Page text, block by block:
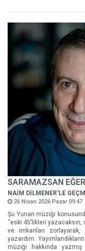
SARAMAZSAN
NAİM DİLMENER'LE
26 Nisan 2026 Pazar 09:47
Şu Yunan müziği
“eski 45’likleri
ve imkanları
yazardım.
müziği hakkında